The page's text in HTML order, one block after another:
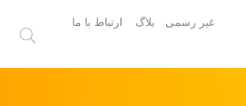
غیر رسمی بلاگ ارتباط با ما